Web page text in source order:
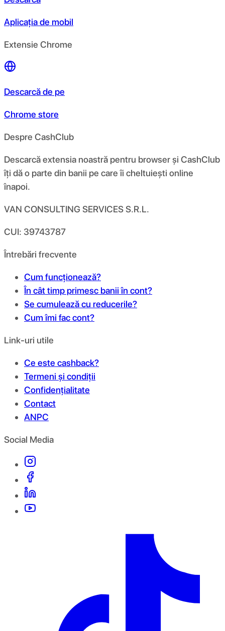
Aplicația de mobil
Extensie Chrome
Descarcă de pe
Chrome store
Despre CashClub
Descarcă extensia noastră pentru browser și CashClub
îți dă o parte din banii pe care îi cheltuiești online
înapoi.
VAN CONSULTING SERVICES S.R.L.
CUI: 39743787
Întrebări frecvente
Cum funcționează?
În cât timp primesc banii în cont?
Se cumulează cu reducerile?
Cum îmi fac cont?
Link-uri utile
Ce este cashback?
Termeni și condiții
Confidențialitate
Contact
ANPC
Social Media